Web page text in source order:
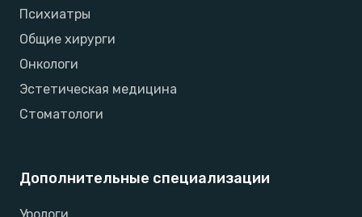
Психиатры
Общие хирурги
Онкологи
Эстетическая медицина
Стоматологи
Дополнительные специализации